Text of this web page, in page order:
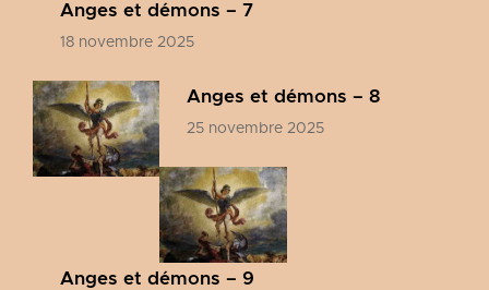
Anges et démons – 7
18 novembre 2025
Anges et démons – 8
25 novembre 2025
Anges et démons – 9